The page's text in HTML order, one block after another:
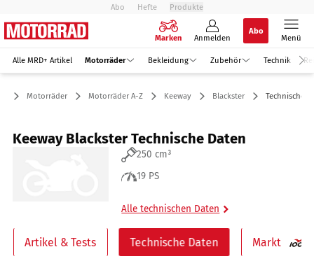
Abo Hefte Produkte
Marken Anmelden
Abo
Menü
Alle MRD+ Artikel Motorräder Bekleidung Zubehör Technik
Motorräder Motorräder A-Z Keeway Blackster Technische
Keeway Blackster Technische Daten
250 cm³
19 PS
Alle technischen Daten
Artikel & Tests Technische Daten Markt